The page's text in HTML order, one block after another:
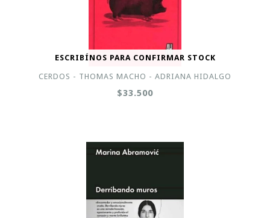
ESCRIBÍNOS PARA CONFIRMAR STOCK
CERDOS - THOMAS MACHO - ADRIANA HIDALGO
$33.500